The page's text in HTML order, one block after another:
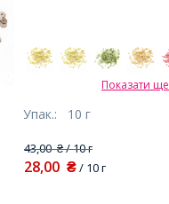
Показати ще
Упак.: 10 г
43,00₴/ 10 г
28,00 ₴/ 10 г